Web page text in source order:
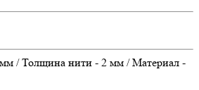
мм / Толщина нити - 2 мм / Материал -